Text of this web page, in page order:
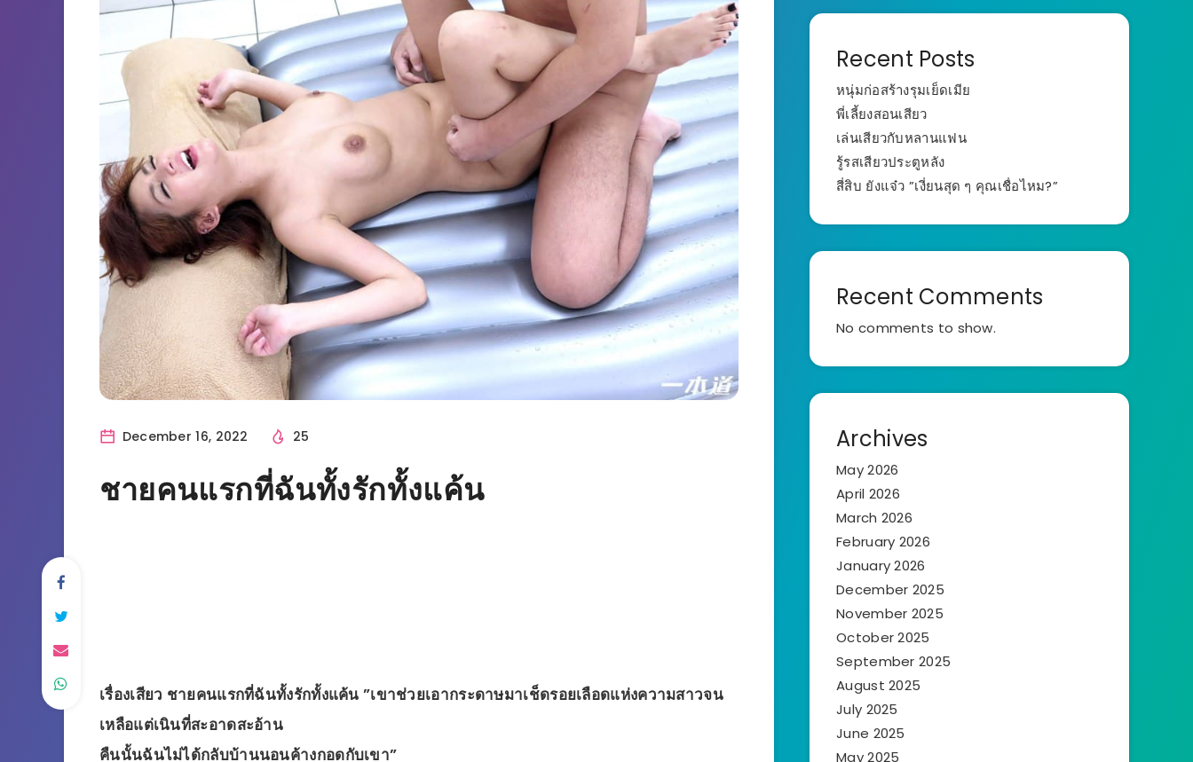
December 16, 2022 25
ชายคนแรกที่ฉันทั้งรักทั้งแค้น
เรื่องเสียว ชายคนแรกที่ฉันทั้งรักทั้งแค้น ”เขาช่วยเอากระดาษมาเช็ดรอยเลือดแห่งความสาวจน
เหลือแต่เนินที่สะอาดสะอ้าน
คืนนั้นฉันไม่ได้กลับบ้านนอนค้างกอดกับเขา”
Recent Posts
หนุ่มก่อสร้างรุมเย็ดเมีย
พี่เลี้ยงสอนเสียว
เล่นเสียวกับหลานแฟน
รู้รสเสียวประตูหลัง
สี่สิบ ยังแจ๋ว ”เงี่ยนสุด ๆ คุณเชื่อไหม?”
Recent Comments
No comments to show.
Archives
May 2026
April 2026
March 2026
February 2026
January 2026
December 2025
November 2025
October 2025
September 2025
August 2025
July 2025
June 2025
May 2025